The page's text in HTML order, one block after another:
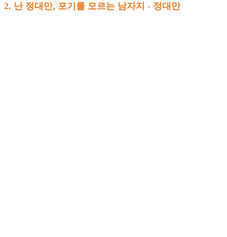
2. 난 정대만, 포기를 모르는 남자지 - 정대만